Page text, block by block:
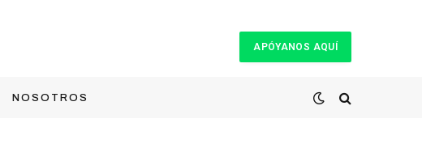
APÓYANOS AQUÍ
NOSOTROS